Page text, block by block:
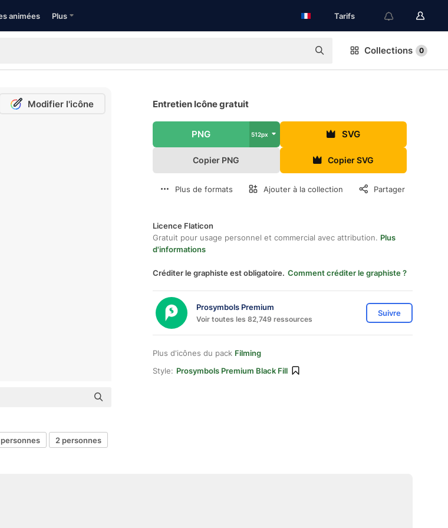
animées Plus Tarifs
Collections 0
Modifier l'icône Entretien Icône gratuit
PNG 512px SVG
Copier PNG Copier SVG
Plus de formats Ajouter à la collection Partager
Licence Flaticon
Gratuit pour usage personnel et commercial avec attribution. Plus
d'informations
Créditer le graphiste est obligatoire. Comment créditer le graphiste ?
Prosymbols Premium
Voir toutes les 82,749 ressources
Suivre
Plus d'icônes du pack Filming
Style: Prosymbols Premium Black Fill
2 personnes